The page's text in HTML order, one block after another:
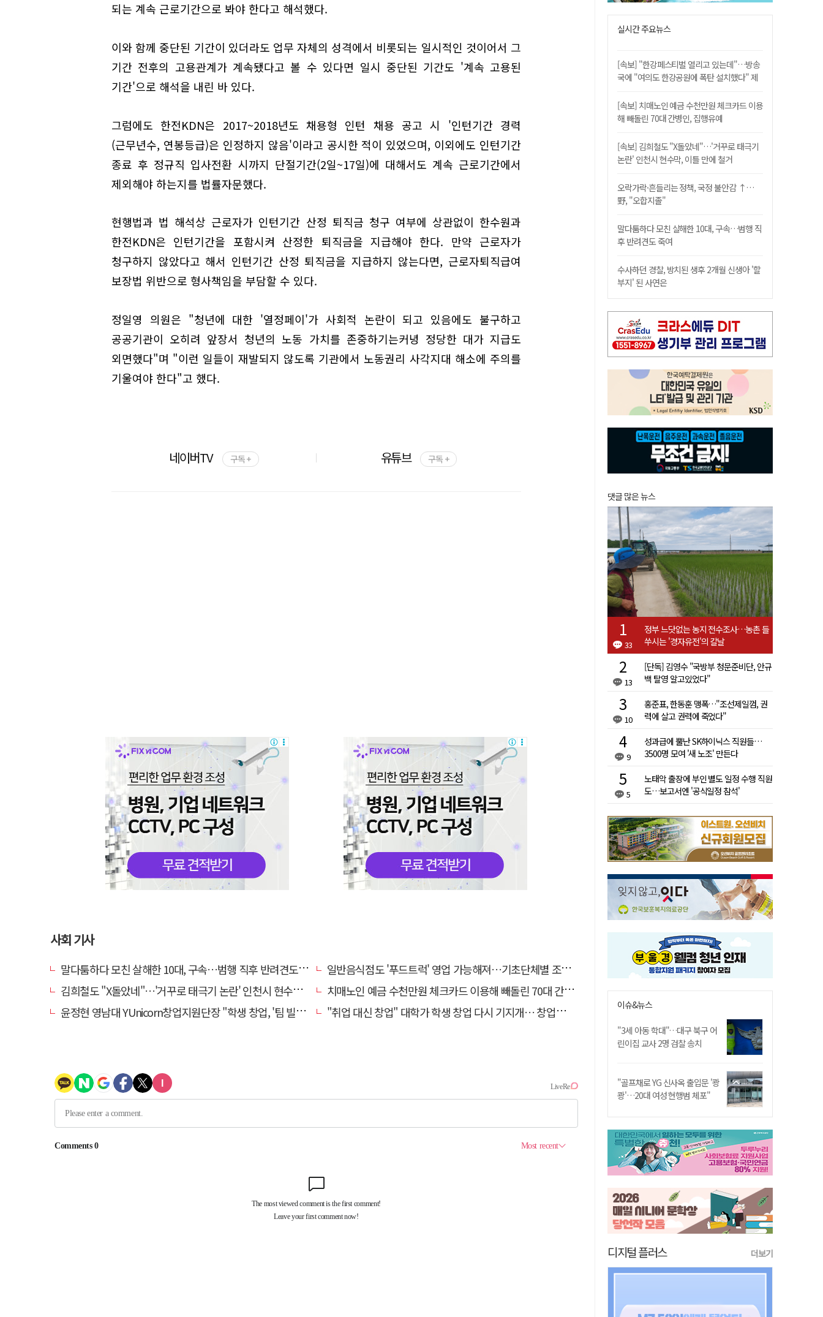
되는 계속 근로기간으로 봐야 한다고 해석했다.
이와 함께 중단된 기간이 있더라도 업무 자체의 성격에서 비롯되는 일시적인 것이어서 그
기간 전후의 고용관계가 계속됐다고 볼 수 있다면 일시 중단된 기간도 '계속 고용된
기간'으로 해석을 내린 바 있다.
그럼에도 한전KDN은 2017~2018년도 채용형 인턴 채용 공고 시 '인턴기간 경력
(근무년수, 연봉등급)은 인정하지 않음'이라고 공시한 적이 있었으며, 이외에도 인턴기간
종료 후 정규직 입사전환 시까지 단절기간(2일~17일)에 대해서도 계속 근로기간에서
제외해야 하는지를 법률자문했다.
현행법과 법 해석상 근로자가 인턴기간 산정 퇴직금 청구 여부에 상관없이 한수원과
한전KDN은 인턴기간을 포함시켜 산정한 퇴직금을 지급해야 한다. 만약 근로자가
청구하지 않았다고 해서 인턴기간 산정 퇴직금을 지급하지 않는다면, 근로자퇴직급여
보장법 위반으로 형사책임을 부담할 수 있다.
정일영 의원은 "청년에 대한 '열정페이'가 사회적 논란이 되고 있음에도 불구하고
공공기관이 오히려 앞장서 청년의 노동 가치를 존중하기는커녕 정당한 대가 지급도
외면했다"며 "이런 일들이 재발되지 않도록 기관에서 노동권리 사각지대 해소에 주의를
기울여야 한다"고 했다.
네이버TV 구독 + 유튜브 구독 +
사회 기사
말다툼하다 모친 살해한 10대, 구속…범행 직후 반려견도 죽여
일반음식점도 '푸드트럭' 영업 가능해져…기초단체별 조례 개정 움직임
김희철도 "X돌았네"…'거꾸로 태극기 논란' 인천시 현수막, 이틀 만에 철거
치매노인 예금 수천만원 체크카드 이용해 빼돌린 70대 간병인, 집행유예
윤정현 영남대 YUnicorn창업지원단장 "학생 창업, '팀 빌딩'이 제일 중요"
"취업 대신 창업" 대학가 학생 창업 다시 기지개… 창업자·기업·매출 동반 성장
실시간 주요뉴스
[속보] "한강페스티벌 열리고 있는데"…방송
국에 "여의도 한강공원에 폭탄 설치했다" 제
[속보] 치매노인 예금 수천만원 체크카드 이용
해 빼돌린 70대 간병인, 집행유예
[속보] 김희철도 "X돌았네"…'거꾸로 태극기
논란' 인천시 현수막, 이틀 만에 철거
오락가락·흔들리는 정책, 국정 불안감 ↑…
野, "오합지졸"
말다툼하다 모친 살해한 10대, 구속…범행 직
후 반려견도 죽여
수사하던 경찰, 방치된 생후 2개월 신생아 '할
부지' 된 사연은
댓글 많은 뉴스
33
정부 느닷없는 농지 전수조사…농촌 들
쑤시는 '경자유전'의 칼날
13
[단독] 김영수 "국방부 청문준비단, 안규
백 탈영 알고있었다"
10
홍준표, 한동훈 맹폭…"조선제일껌, 권
력에 살고 권력에 죽었다"
9
성과급에 뿔난 SK하이닉스 직원들…
3500명 모여 '새 노조' 만든다
5
노태악 출장에 부인 별도 일정 수행 직원
도…보고서엔 '공식일정 참석'
이슈&뉴스
"3세 아동 학대"…대구 북구 어
린이집 교사 2명 검찰 송치
"골프채로 YG 신사옥 출입문 '쾅
쾅'…20대 여성 현행범 체포"
디지털 플러스 더보기